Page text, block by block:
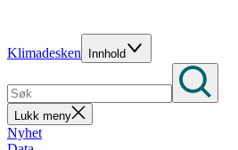
Klimadesken Innhold
Lukk meny
Nyhet